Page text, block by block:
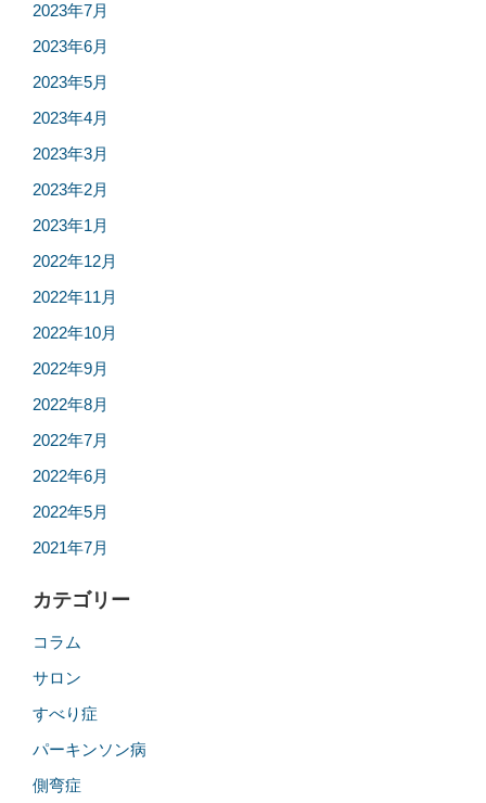
2023年7月
2023年6月
2023年5月
2023年4月
2023年3月
2023年2月
2023年1月
2022年12月
2022年11月
2022年10月
2022年9月
2022年8月
2022年7月
2022年6月
2022年5月
2021年7月
カテゴリー
コラム
サロン
すべり症
パーキンソン病
側弯症